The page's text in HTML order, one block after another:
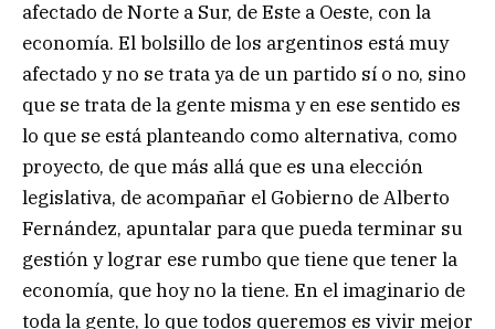
afectado de Norte a Sur, de Este a Oeste, con la
economía. El bolsillo de los argentinos está muy
afectado y no se trata ya de un partido sí o no, sino
que se trata de la gente misma y en ese sentido es
lo que se está planteando como alternativa, como
proyecto, de que más allá que es una elección
legislativa, de acompañar el Gobierno de Alberto
Fernández, apuntalar para que pueda terminar su
gestión y lograr ese rumbo que tiene que tener la
economía, que hoy no la tiene. En el imaginario de
toda la gente, lo que todos queremos es vivir mejor